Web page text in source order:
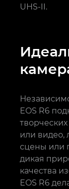
UHS-II.
EOS R6
или видео,
сцены или
дикая
качества
EOS R6